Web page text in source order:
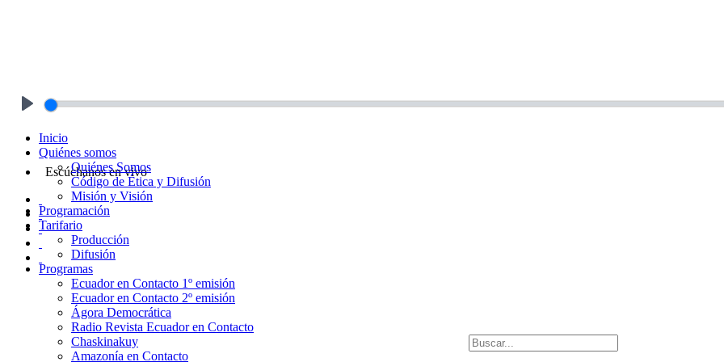
Escúchanos en vivo
Inicio
Quiénes somos
Quiénes Somos
Código de Ética y Difusión
Misión y Visión
Programación
Tarifario
Producción
Difusión
Programas
Ecuador en Contacto 1º emisión
Ecuador en Contacto 2º emisión
Ágora Democrática
Radio Revista Ecuador en Contacto
Chaskinakuy
Amazonía en Contacto